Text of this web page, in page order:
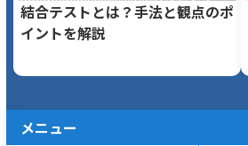
結合テストとは？手法と観点のポ
イントを解説
メニュー